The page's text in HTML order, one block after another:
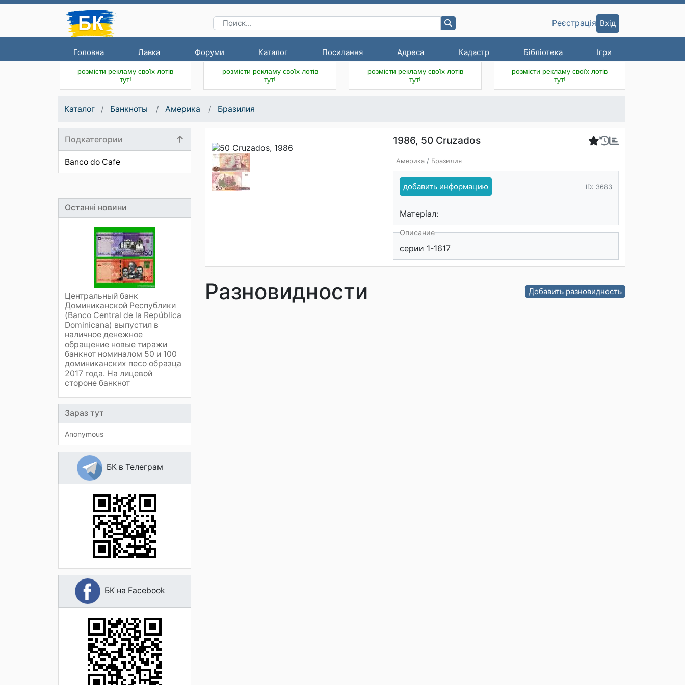
Головна Лавка Форуми Каталог Посилання Адреса Кадастр Бібліотека Ігри
Реєстрація Вхід
розмісти рекламу своїх лотів
тут!
розмісти рекламу своїх лотів
тут!
розмісти рекламу своїх лотів
тут!
розмісти рекламу своїх лотів
тут!
Каталог Банкноты Америка Бразилия
Подкатегории
Banco do Cafe
Останні новини
Центральный банк
Доминиканской Республики
(Banco Central de la República
Dominicana) выпустил в
наличное денежное
обращение новые тиражи
банкнот номиналом 50 и 100
доминиканских песо образца
2017 года. На лицевой
стороне банкнот
Зараз тут
Anonymous
БК в Телеграм
БК на Facebook
1986, 50 Cruzados
Америка / Бразилия
добавить информацию ID: 3683
Матеріал:
Описание
серии 1-1617
Разновидности Добавить разновидность